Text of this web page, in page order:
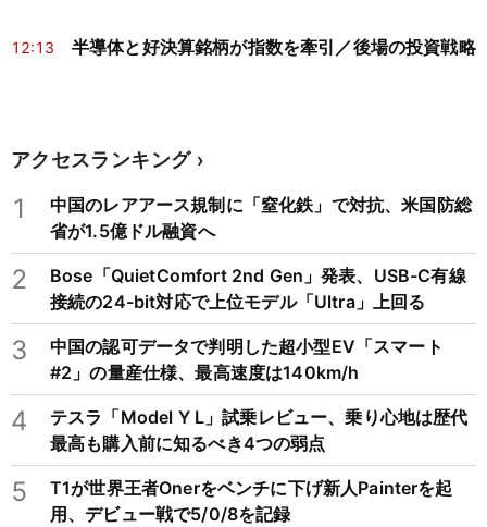
12:13 半導体と好決算銘柄が指数を牽引／後場の投資戦略
アクセスランキング
1
中国のレアアース規制に「窒化鉄」で対抗、米国防総
省が1.5億ドル融資へ
2
Bose「QuietComfort 2nd Gen」発表、USB-C有線
接続の24-bit対応で上位モデル「Ultra」上回る
3
中国の認可データで判明した超小型EV「スマート
#2」の量産仕様、最高速度は140km/h
4
テスラ「Model Y L」試乗レビュー、乗り心地は歴代
最高も購入前に知るべき4つの弱点
5
T1が世界王者Onerをベンチに下げ新人Painterを起
用、デビュー戦で5/0/8を記録